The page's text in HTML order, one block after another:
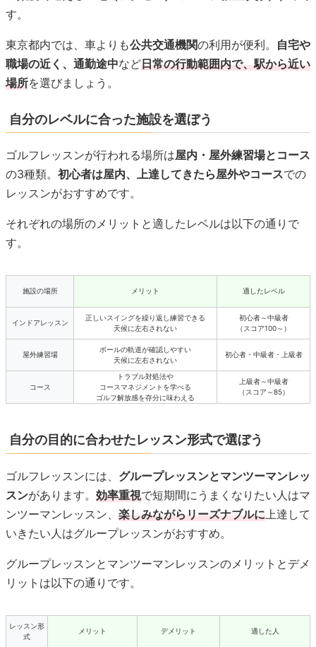
す。
東京都内では、車よりも公共交通機関の利用が便利。 自宅や
職場の近く、通勤途中など日常の行動範囲内で、駅から近い
場所を選びましょう。
自分のレベルに合った施設を選ぼう
ゴルフレッスンが行われる場所は屋内・屋外練習場とコース
の3種類。 初心者は屋内、上達してきたら屋外やコースでの
レッスンがおすすめです。
それぞれの場所のメリットと適したレベルは以下の通りで
す。
施設の場所 メリット 適したレベル
インドアレッスン
正しいスイングを繰り返し練習できる
天候に左右されない
初心者～中級者
（スコア100～）
屋外練習場
ボールの軌道が確認しやすい
天候に左右されない
初心者・中級者・上級者
コース
トラブル対処法や
コースマネジメントを学べる
ゴルフ解放感を存分に味わえる
上級者～中級者
（スコア～85）
自分の目的に合わせたレッスン形式で選ぼう
ゴルフレッスンには、 グループレッスンとマンツーマンレッ
スンがあります。 効率重視で短期間にうまくなりたい人はマ
ンツーマンレッスン、 楽しみながらリーズナブルに 上達して
いきたい人はグループレッスンがおすすめ。
グループレッスンとマンツーマンレッスンのメリットとデメ
リットは以下の通りです。
レッスン形
式
メリット デメリット 適した人